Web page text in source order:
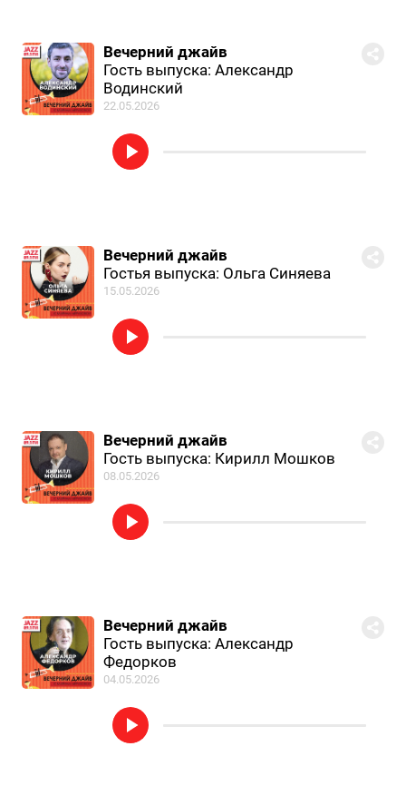
Вечерний джайв
Гость выпуска: Александр
Водинский
22.05.2026
Вечерний джайв
Гостья выпуска: Ольга Синяева
15.05.2026
Вечерний джайв
Гость выпуска: Кирилл Мошков
08.05.2026
Вечерний джайв
Гость выпуска: Александр
Федорков
04.05.2026